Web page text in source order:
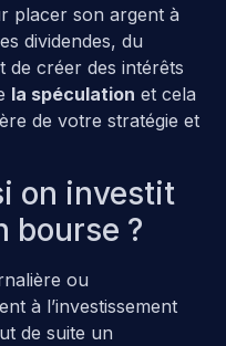
placer son argent à
dividendes, du
de créer des intérêts
la spéculation et cela
de votre stratégie et
on investit
bourse ?
ou
à l’investissement
de suite un